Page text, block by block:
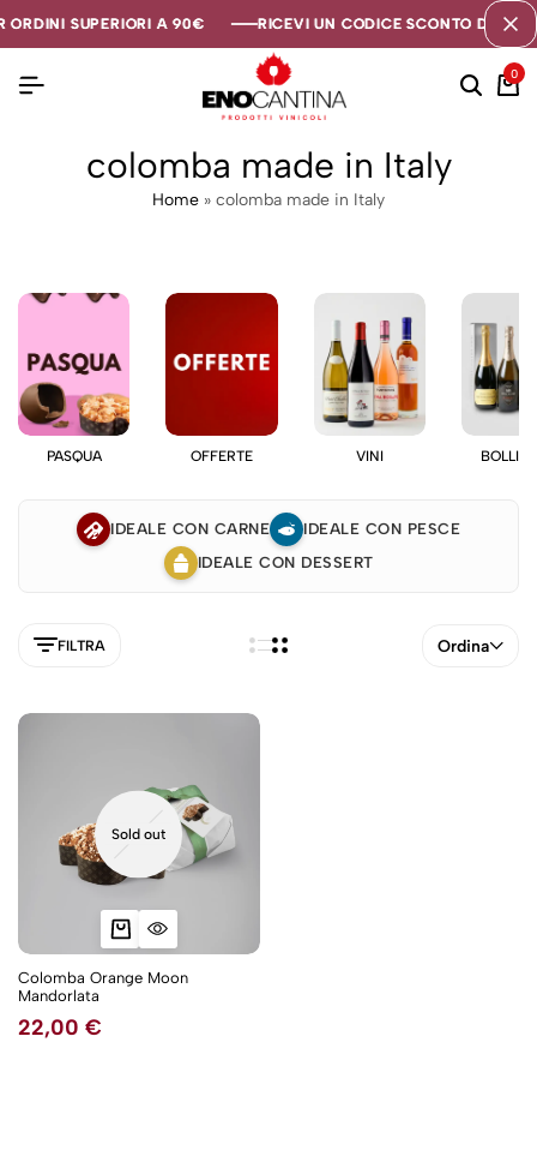
ORDINI SUPERIORI A 90€ RICEVI UN CODICE SCONTO DI 5€
ORDINI SUPERIORI A 90€ RICEVI UN CODICE SCONTO DI 5€
ORDINI SUPERIORI A 90€ RICEVI UN CODICE SCONTO DI 5€
0
colomba made in Italy
Home » colomba made in Italy
PASQUA OFFERTE VINI
IDEALE CON CARNE
IDEALE CON PESCE
IDEALE CON DESSERT
FILTRA Ordina
Sold out
Colomba Orange Moon
Mandorlata
22,00 €
5NEW